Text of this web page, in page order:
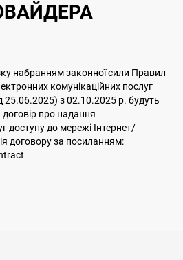
набранням законної сили Правил
комунікаційних послуг
з 02.10.2025 р. будуть
договір про надання
доступу до мережі Інтернет/
договору за посиланням: